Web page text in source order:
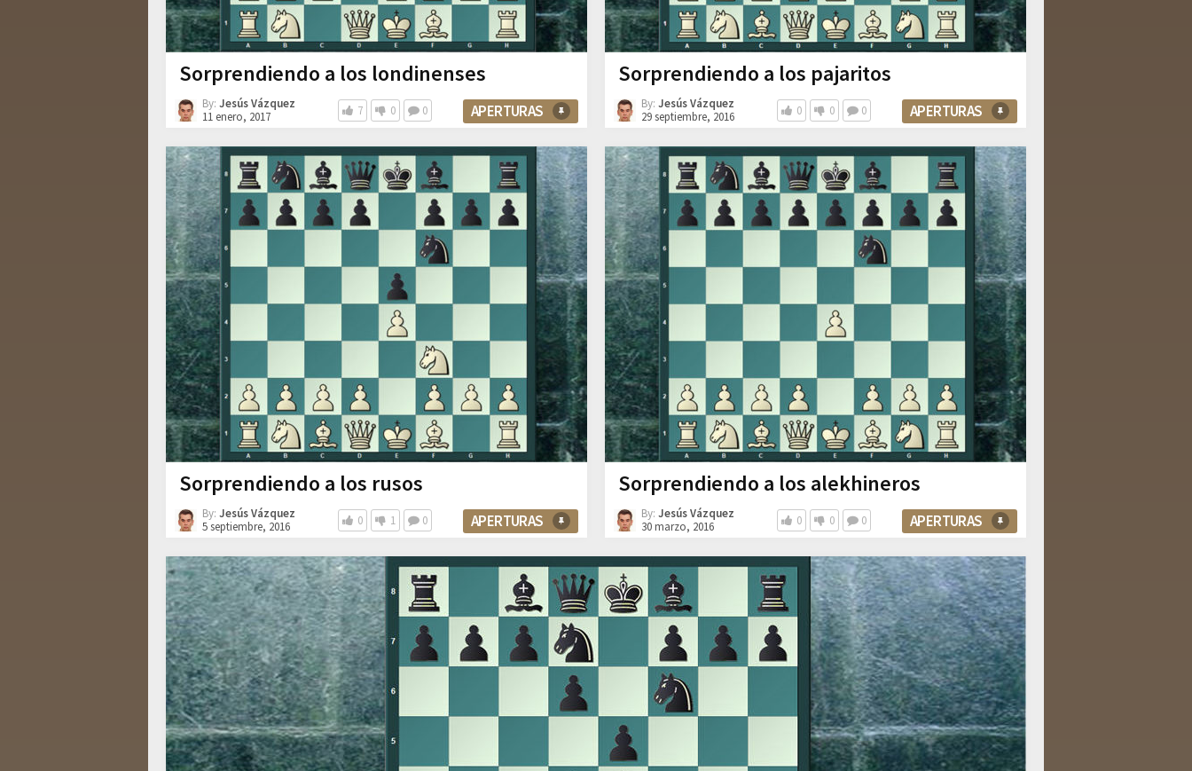
Sorprendiendo a los londinenses
By: Jesús Vázquez
11 enero, 2017
7 0 0 APERTURAS
Sorprendiendo a los pajaritos
By: Jesús Vázquez
29 septiembre, 2016
0 0 0 APERTURAS
Sorprendiendo a los rusos
By: Jesús Vázquez
5 septiembre, 2016
0 1 0 APERTURAS
Sorprendiendo a los alekhineros
By: Jesús Vázquez
30 marzo, 2016
0 0 0 APERTURAS